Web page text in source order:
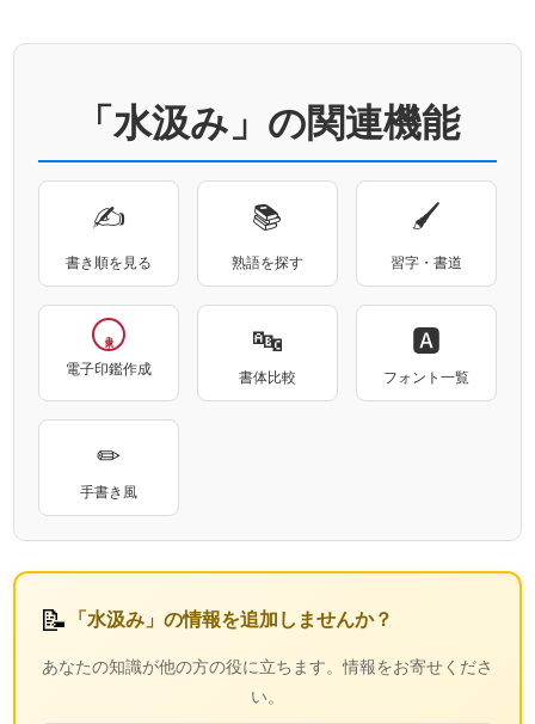
「水汲み」の関連機能
✍
書き順を見る
📚
熟語を探す
🖌
習字・書道
電子印鑑作成
🔤
書体比較
🅰
フォント一覧
✏
手書き風
📝 「水汲み」の情報を追加しませんか？
あなたの知識が他の方の役に立ちます。情報をお寄せくださ
い。